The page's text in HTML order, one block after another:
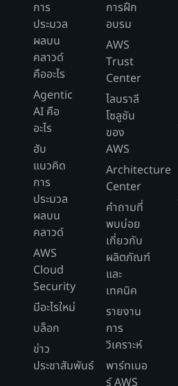
การ
ประมวล
ผลบน
คลาวด์
คืออะไร
Agentic
AI คือ
อะไร
ฮับ
แนวคิด
การ
ประมวล
ผลบน
คลาวด์
AWS
Cloud
Security
มีอะไรใหม่
บล็อก
ข่าว
ประชาสัมพันธ์
การฝึก
อบรม
AWS
Trust
Center
ไลบราลี
โซลูชัน
ของ
AWS
Architecture
Center
คำถามที่
พบบ่อย
เกี่ยวกับ
ผลิตภัณฑ์
และ
เทคนิค
รายงาน
การ
วิเคราะห์
พาร์ทเนอ